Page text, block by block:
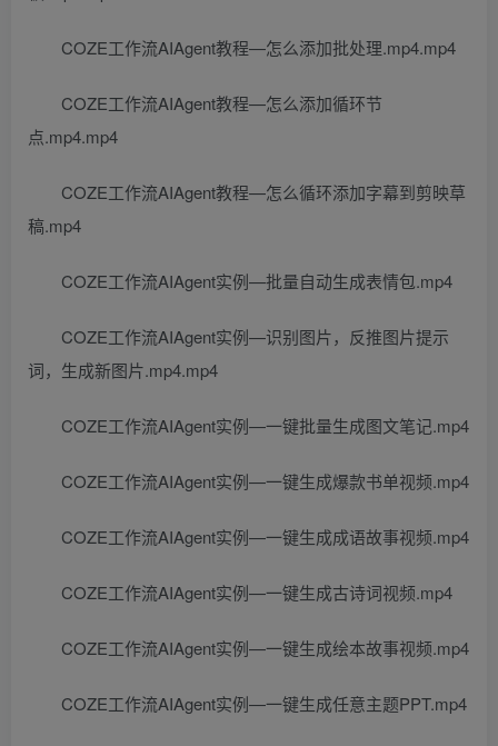
COZE工作流AIAgent教程—怎么添加批处理.mp4.mp4
COZE工作流AIAgent教程—怎么添加循环节
点.mp4.mp4
COZE工作流AIAgent教程—怎么循环添加字幕到剪映草
稿.mp4
COZE工作流AIAgent实例—批量自动生成表情包.mp4
COZE工作流AIAgent实例—识别图片，反推图片提示
词，生成新图片.mp4.mp4
COZE工作流AIAgent实例—一键批量生成图文笔记.mp4
COZE工作流AIAgent实例—一键生成爆款书单视频.mp4
COZE工作流AIAgent实例—一键生成成语故事视频.mp4
COZE工作流AIAgent实例—一键生成古诗词视频.mp4
COZE工作流AIAgent实例—一键生成绘本故事视频.mp4
COZE工作流AIAgent实例—一键生成任意主题PPT.mp4